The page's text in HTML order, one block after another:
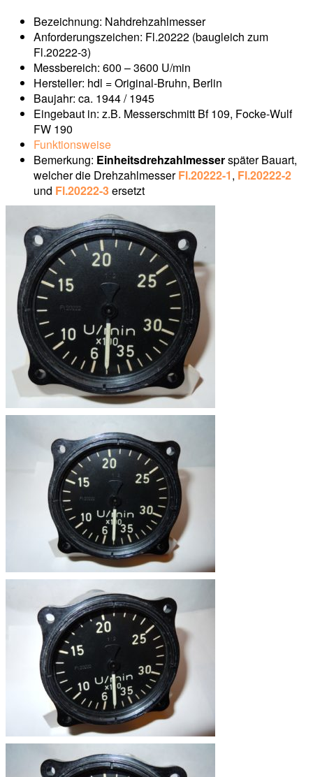
Bezeichnung: Nahdrehzahlmesser
Anforderungszeichen: Fl.20222 (baugleich zum
Fl.20222-3)
Messbereich: 600 – 3600 U/min
Hersteller: hdl = Original-Bruhn, Berlin
Baujahr: ca. 1944 / 1945
Eingebaut in: z.B. Messerschmitt Bf 109, Focke-Wulf
FW 190
Funktionsweise
Bemerkung: Einheitsdrehzahlmesserspäter Bauart,
welcher die DrehzahlmesserFl.20222-1, Fl.20222-2
und Fl.20222-3ersetzt